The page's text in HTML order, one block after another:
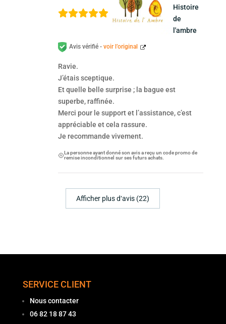
Histoire
de
l'ambre
Avis vérifié - voir l’original
Ravie.
J’étais sceptique.
Et quelle belle surprise ; la bague est
superbe, raffinée.
Merci pour le support et l’assistance, c’est
appréciable et cela rassure.
Je recommande vivement.
La personne ayant donné son avis a reçu un code promo de
remise inconditionnel sur ses futurs achats.
Afficher plus d‘avis (22)
SERVICE CLIENT
Nous contacter
06 82 18 87 43